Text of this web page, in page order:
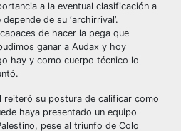
a la eventual clasificación a
de su ‘archirrival’.
de hacer la pega que
ganar a Audax y hoy
hay y como cuerpo técnico lo
reiteró su postura de calificar como
haya presentado un equipo
pese al triunfo de Colo